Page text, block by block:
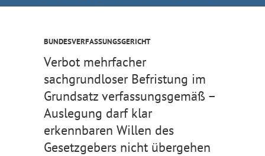
BUNDESVERFASSUNGSGERICHT
Verbot mehrfacher
sachgrundloser Befristung im
Grundsatz verfassungsgemäß –
Auslegung darf klar
erkennbaren Willen des
Gesetzgebers nicht übergehen